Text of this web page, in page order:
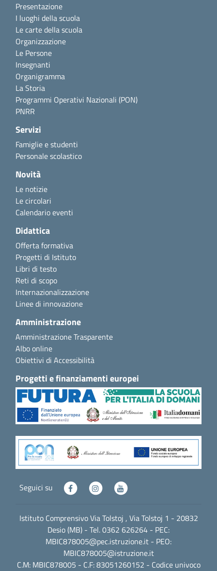
Presentazione
I luoghi della scuola
Le carte della scuola
Organizzazione
Le Persone
Insegnanti
Organigramma
La Storia
Programmi Operativi Nazionali (PON)
PNRR
Servizi
Famiglie e studenti
Personale scolastico
Novità
Le notizie
Le circolari
Calendario eventi
Didattica
Offerta formativa
Progetti di Istituto
Libri di testo
Reti di scopo
Internazionalizzazione
Linee di innovazione
Amministrazione
Amministrazione Trasparente
Albo online
Obiettivi di Accessibilità
Progetti e finanziamenti europei
Seguici su
Istituto Comprensivo Via Tolstoj , Via Tolstoj 1 - 20832
Desio (MB) - Tel. 0362 626264 - PEC:
MBIC878005@pec.istruzione.it - PEO:
MBIC878005@istruzione.it
C.M: MBIC878005 - C.F: 83051260152 - Codice univoco